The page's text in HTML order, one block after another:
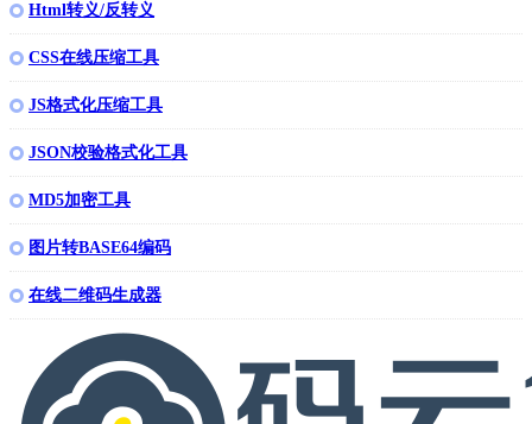
Html转义/反转义
CSS在线压缩工具
JS格式化压缩工具
JSON校验格式化工具
MD5加密工具
图片转BASE64编码
在线二维码生成器